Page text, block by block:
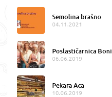
Semolina brašno
04.11.2021
Poslastičarnica Boni
06.06.2019
Pekara Aca
10.06.2019